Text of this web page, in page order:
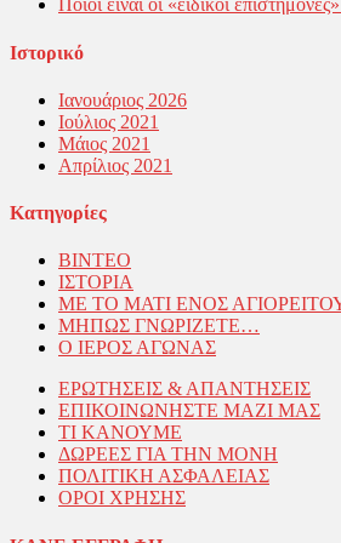
Ποιοί εἶναι οἱ «εἰδικοί
Ιστορικό
Ιανουάριος 2026
Ιούλιος 2021
Μάιος 2021
Απρίλιος 2021
Kατηγορίες
ΒΙΝΤΕΟ
ΙΣΤΟΡΙΑ
ΜΕ ΤΟ ΜΑΤΙ ΕΝΟΣ
ΜΗΠΩΣ ΓΝΩΡΙΖΕΤΕ…
Ο ΙΕΡΟΣ ΑΓΩΝΑΣ
ΕΡΩΤΗΣΕΙΣ & ΑΠΑΝΤΗΣΕΙΣ
ΕΠΙΚΟΙΝΩΝΗΣΤΕ ΜΑΖΙ ΜΑΣ
ΤΙ ΚΑΝΟΥΜΕ
ΔΩΡΕΕΣ ΓΙΑ ΤΗΝ ΜΟΝΗ
ΠΟΛΙΤΙΚΗ ΑΣΦΑΛΕΙΑΣ
ΟΡΟΙ ΧΡΗΣΗΣ